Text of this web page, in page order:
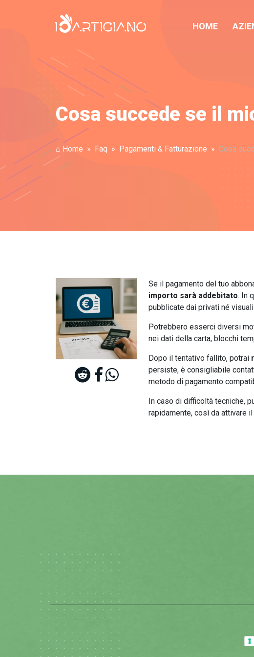
HOME
Cosa succede se il
⌂ Home Faq Pagamenti & Fatturazione Cosa
Se il pagamento del tuo
importo sarà addebitato. In
pubblicate dai privati né
Potrebbero esserci diversi
nei dati della carta, blocchi
Dopo il tentativo fallito, potrai
persiste, è consigliabile
metodo di pagamento
In caso di difficoltà tecniche,
rapidamente, così da attivare